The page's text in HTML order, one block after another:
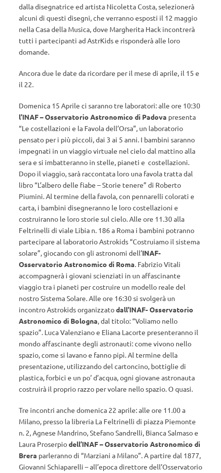
dalla disegnatrice ed artista Nicoletta Costa, selezionerà
alcuni di questi disegni, che verranno esposti il 12 maggio
nella Casa della Musica, dove Margherita Hack incontrerà
tutti i partecipanti ad AstrKids e risponderà alle loro
domande.
Ancora due le date da ricordare per il mese di aprile, il 15 e
il 22.
Domenica 15 Aprile ci saranno tre laboratori: alle ore 10:30
l’INAF – Osservatorio Astronomico di Padova presenta
“Le costellazioni e la Favola dell’Orsa”, un laboratorio
pensato per i più piccoli, dai 3 ai 5 anni. I bambini saranno
impegnati in un viaggio virtuale nel cielo dal mattino alla
sera e si imbatteranno in stelle, pianeti e costellazioni.
Dopo il viaggio, sarà raccontata loro una favola tratta dal
libro “L’albero delle fiabe – Storie tenere” di Roberto
Piumini. Al termine della favola, con pennarelli colorati e
carta, i bambini disegneranno le loro costellazioni e
costruiranno le loro storie sul cielo. Alle ore 11.30 alla
Feltrinelli di viale Libia n. 186 a Roma i bambini potranno
partecipare al laboratorio Astrokids “Costruiamo il sistema
solare”, giocando con gli astronomi dell’INAF-
Osservatorio Astronomico di Roma. Fabrizio Vitali
accompagnerà i giovani scienziati in un affascinante
viaggio tra i pianeti per costruire un modello reale del
nostro Sistema Solare. Alle ore 16:30 si svolgerà un
incontro Astrokids organizzatodall’INAF- Osservatorio
Astronomico di Bologna, dal titolo: “Voliamo nello
spazio”. Luca Valenziano e Eliana Lacorte presenteranno il
mondo affascinante degli astronauti: come vivono nello
spazio, come si lavano e fanno pipì. Al termine della
presentazione, utilizzando del cartoncino, bottiglie di
plastica, forbici e un po’ d’acqua, ogni giovane astronauta
costruirà il proprio razzo per volare nello spazio. O quasi.
Tre incontri anche domenica 22 aprile: alle ore 11.00 a
Milano, presso la libreria La Feltrinelli di piazza Piemonte
n. 2, Agnese Mandrino, Stefano Sandrelli, Bianca Salmaso e
Laura Proserpiodell’INAF – Osservatorio Astronomico di
Brera parleranno di “Marziani a Milano”. A partire dal 1877,
Giovanni Schiaparelli – all’epoca direttore dell’Osservatorio